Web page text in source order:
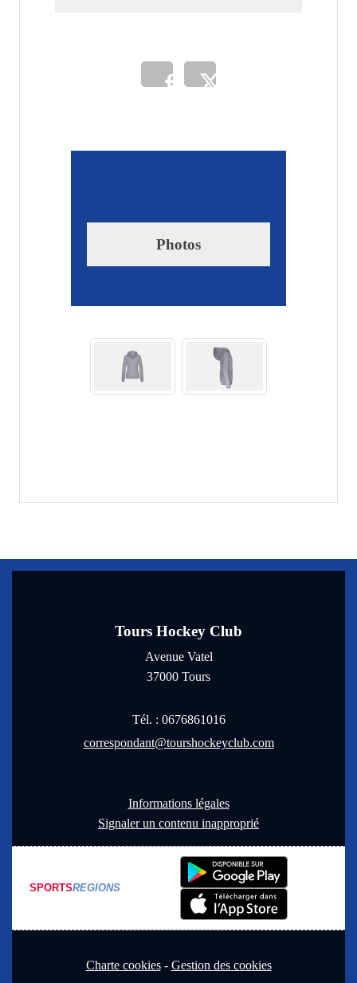
Photos
Tours Hockey Club
Avenue Vatel
37000 Tours
Tél. : 0676861016
correspondant@tourshockeyclub.com
Informations légales
Signaler un contenu inapproprié
SPORTSREGIONS
Charte cookies Gestion des cookies